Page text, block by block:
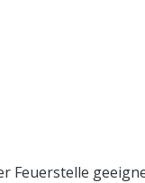
Feuerstelle